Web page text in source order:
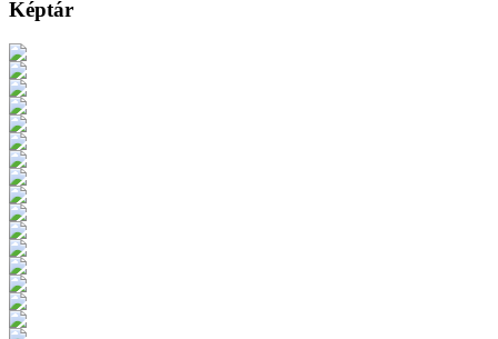
Képtár